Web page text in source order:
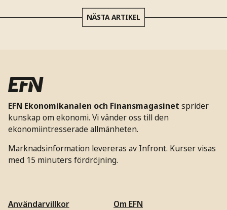
NÄSTA ARTIKEL
EFN Ekonomikanalen och Finansmagasinet sprider
kunskap om ekonomi. Vi vänder oss till den
ekonomiintresserade allmänheten.
Marknadsinformation levereras av Infront. Kurser visas
med 15 minuters fördröjning.
Användarvillkor
Om EFN